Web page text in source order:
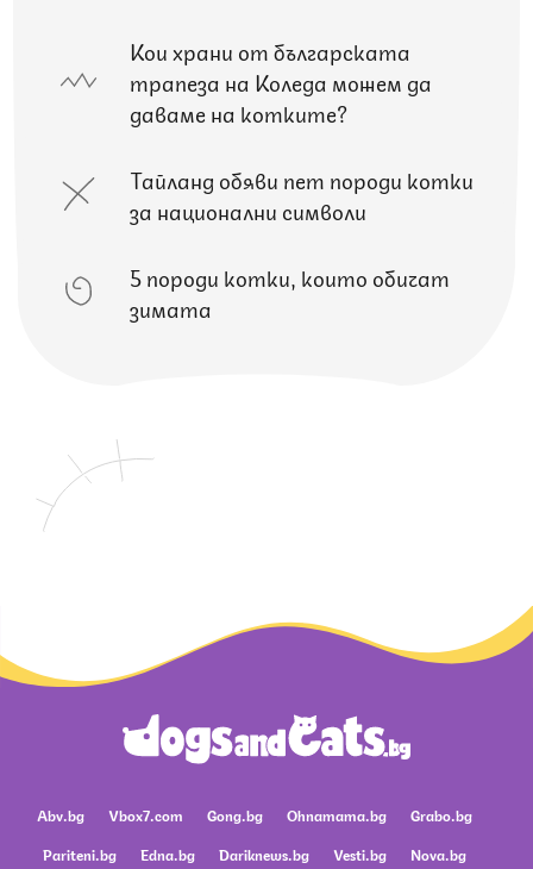
Кои храни от българската
трапеза на Коледа можем да
даваме на котките?
Тайланд обяви пет породи котки
за национални символи
5 породи котки, които обичат
зимата
Abv.bg Vbox7.com Gong.bg Ohnamama.bg
Grabo.bg
Pariteni.bg
Edna.bg Dariknews.bg Vesti.bg Nova.bg